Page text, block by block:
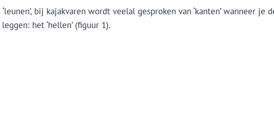
bij kajakvaren wordt veelal gesproken van ‘kanten’
het ‘hellen’ (figuur 1).